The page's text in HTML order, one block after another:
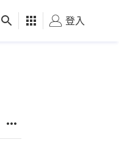
健康 好食玩飛
登入